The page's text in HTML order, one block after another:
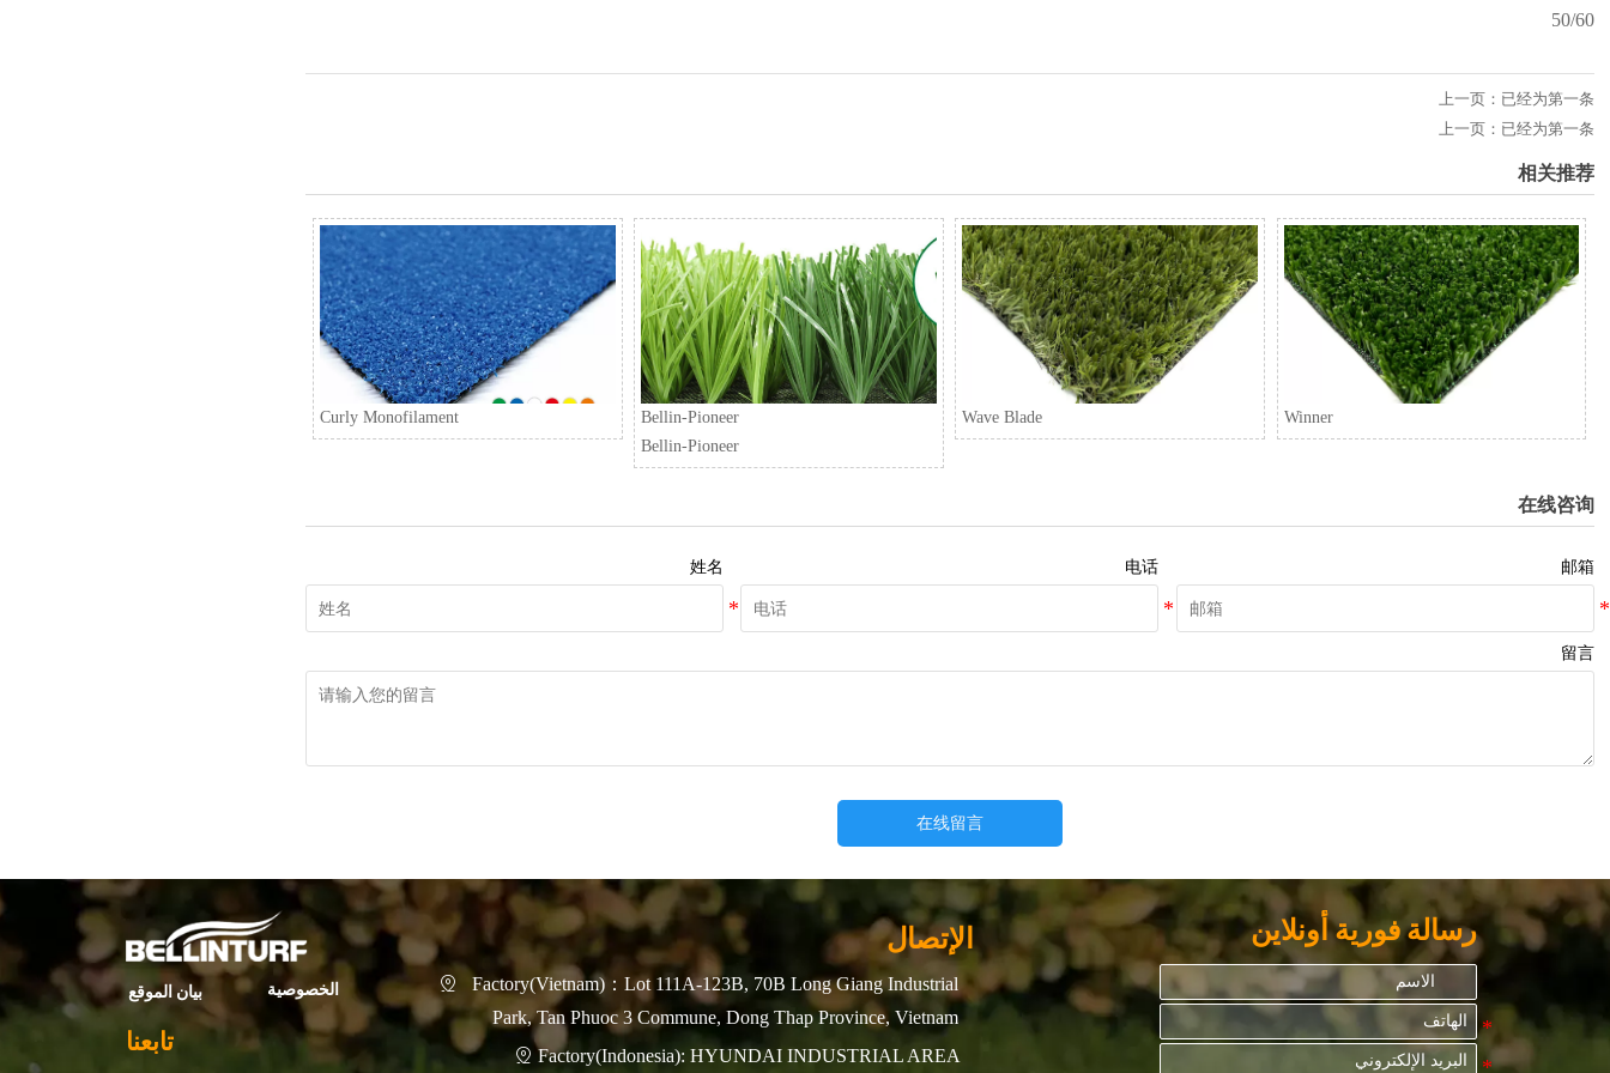
50/60
上一页：已经为第一条
上一页：已经为第一条
相关推荐
Curly Monofilament
Bellin-Pioneer
Bellin-Pioneer
Wave Blade Winner
在线咨询
姓名 电话 邮箱
留言
在线留言
بيان الموقع الخصوصية
تابعنا
الإتصال

Factory(Vietnam)：Lot 111A-123B, 70B Long Giang Industrial
Park, Tan Phuoc 3 Commune, Dong Thap Province, Vietnam
 Factory(Indonesia): HYUNDAI INDUSTRIAL AREA
رسالة فورية أونلاين